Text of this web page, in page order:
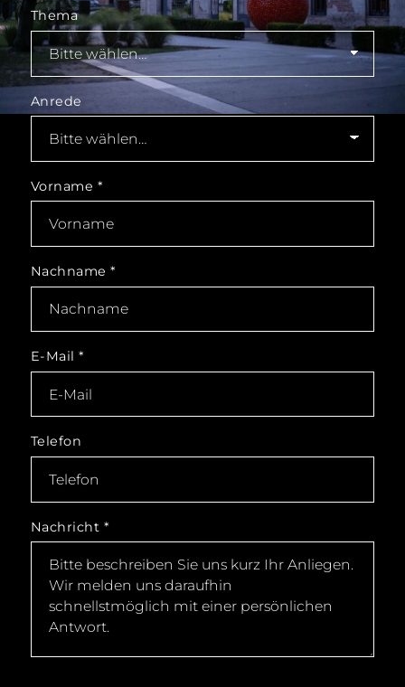
Thema
Anrede
Vorname *
Nachname*
E-Mail*
Telefon
Nachricht *